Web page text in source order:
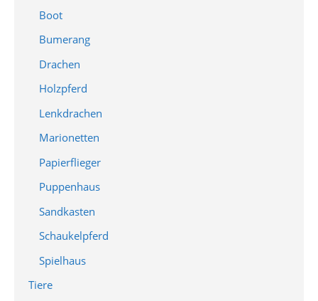
Boot
Bumerang
Drachen
Holzpferd
Lenkdrachen
Marionetten
Papierflieger
Puppenhaus
Sandkasten
Schaukelpferd
Spielhaus
Tiere